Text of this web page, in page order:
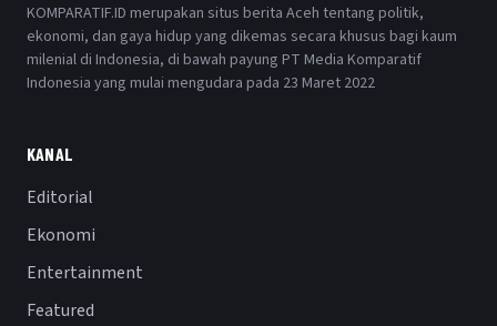
KOMPARATIF.ID merupakan situs berita Aceh tentang politik,
ekonomi, dan gaya hidup yang dikemas secara khusus bagi kaum
milenial di Indonesia, di bawah payung PT Media Komparatif
Indonesia yang mulai mengudara pada 23 Maret 2022
KANAL
Editorial
Ekonomi
Entertainment
Featured